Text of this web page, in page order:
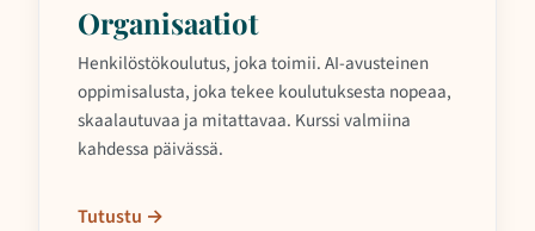
Organisaatiot
Henkilöstökoulutus, joka toimii. AI-avusteinen
oppimisalusta, joka tekee koulutuksesta nopeaa,
skaalautuvaa ja mitattavaa. Kurssi valmiina
kahdessa päivässä.
Tutustu →